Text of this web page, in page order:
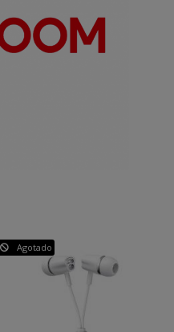
Agotado